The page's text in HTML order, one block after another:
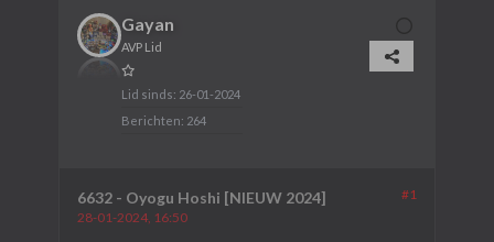
Gayan
AVP Lid
Lid sinds: 26-01-2024
Berichten: 264
#1
6632 - Oyogu Hoshi [NIEUW 2024]
28-01-2024, 16:50